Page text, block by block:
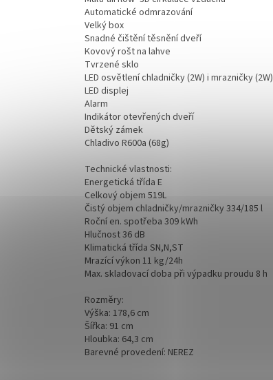
Automatické odmrazování
Velký box
Snadné čištění těsnění dveří
Kovový rošt na lahve
Tvrzené sklo
LED osvětlení chladničky (2W) i mrazničky (2W)
LED displej
Alarm
Indikátor otevřených dveří
Dětský zámek
Chladivo R600a (68g)
Technické vlastnosti:
Energetická třída E
Celkový objem 519L
Čistý objem chladničky/mrazničky 334/185 l
Roční en. spotřeba 309 kWh
Hlučnost 36 dB
Klimatická třída SN,N,ST
Mrazící výkon 11 kg/24h
Max. skladovací doba při výpadku proudu 8 h
Rozměry:
Výška: 178,6 cm
Šířka: 91 cm
Hloubka: 64,3 cm
Barevné provedení: NEREZ